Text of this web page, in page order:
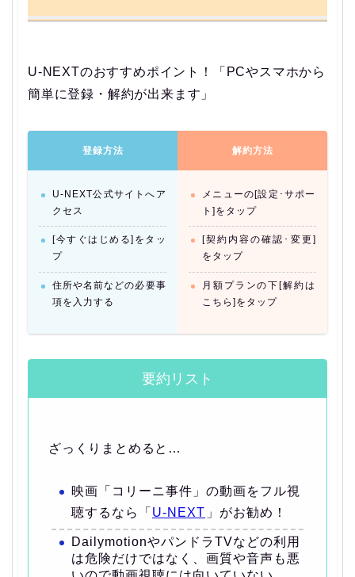
U-NEXTのおすすめポイント！「PCやスマホから
簡単に登録・解約が出来ます」
登録方法
U-NEXT公式サイトへア
クセス
[今すぐはじめる]をタッ
プ
住所や名前などの必要事
項を入力する
解約方法
メニューの[設定･サポー
ト]をタップ
[契約内容の確認･変更]
をタップ
月額プランの下[解約は
こちら]をタップ
要約リスト
ざっくりまとめると…
映画「コリーニ事件」の動画をフル視
聴するなら「 U-NEXT 」がお勧め！
DailymotionやパンドラTVなどの利用
は危険だけではなく、画質や音声も悪